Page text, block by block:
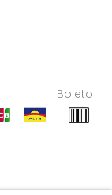
Boleto